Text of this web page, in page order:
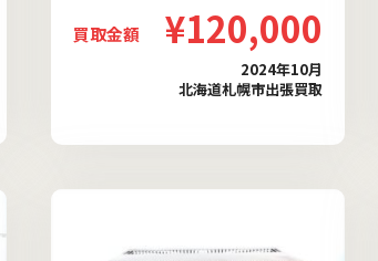
買取金額 ¥120,000
2024年10月
北海道札幌市出張買取